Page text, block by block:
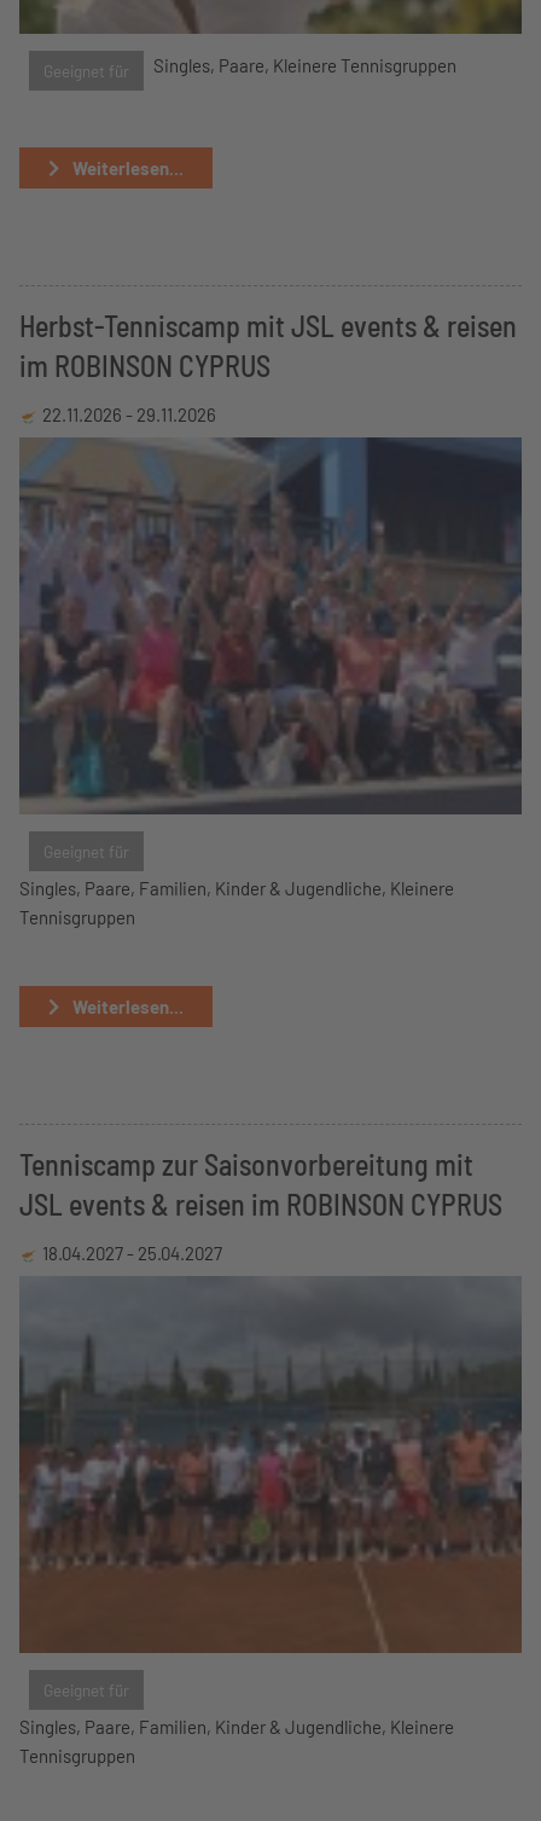
Geeignet für Singles, Paare, Kleinere Tennisgruppen
Weiterlesen...
Herbst-Tenniscamp mit JSL events & reisen
im ROBINSON CYPRUS
22.11.2026 - 29.11.2026
Geeignet für
Singles, Paare, Familien, Kinder & Jugendliche, Kleinere
Tennisgruppen
Weiterlesen...
Tenniscamp zur Saisonvorbereitung mit
JSL events & reisen im ROBINSON CYPRUS
18.04.2027 - 25.04.2027
Geeignet für
Singles, Paare, Familien, Kinder & Jugendliche, Kleinere
Tennisgruppen